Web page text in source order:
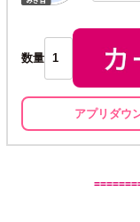
数量
アプリダウ